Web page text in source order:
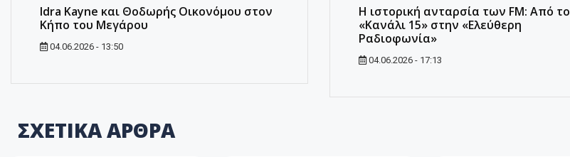
Idra Kayne και Θοδωρής Οικονόμου στον
Κήπο του Μεγάρου
04.06.2026 - 13:50
Η ιστορική ανταρσία των FM: Από το
«Κανάλι 15» στην «Ελεύθερη
Ραδιοφωνία»
04.06.2026 - 17:13
ΣΧΕΤΙΚΑ ΑΡΘΡΑ